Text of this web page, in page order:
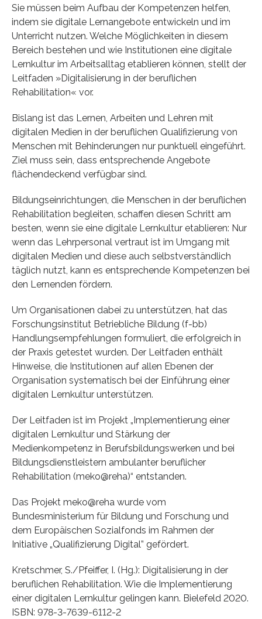
Sie müssen beim Aufbau der Kompetenzen helfen,
indem sie digitale Lernangebote entwickeln und im
Unterricht nutzen. Welche Möglichkeiten in diesem
Bereich bestehen und wie Institutionen eine digitale
Lernkultur im Arbeitsalltag etablieren können, stellt der
Leitfaden »Digitalisierung in der beruflichen
Rehabilitation« vor.
Bislang ist das Lernen, Arbeiten und Lehren mit
digitalen Medien in der beruflichen Qualifizierung von
Menschen mit Behinderungen nur punktuell eingeführt.
Ziel muss sein, dass entsprechende Angebote
flächendeckend verfügbar sind.
Bildungseinrichtungen, die Menschen in der beruflichen
Rehabilitation begleiten, schaffen diesen Schritt am
besten, wenn sie eine digitale Lernkultur etablieren: Nur
wenn das Lehrpersonal vertraut ist im Umgang mit
digitalen Medien und diese auch selbstverständlich
täglich nutzt, kann es entsprechende Kompetenzen bei
den Lernenden fördern.
Um Organisationen dabei zu unterstützen, hat das
Forschungsinstitut Betriebliche Bildung (f-bb)
Handlungsempfehlungen formuliert, die erfolgreich in
der Praxis getestet wurden. Der Leitfaden enthält
Hinweise, die Institutionen auf allen Ebenen der
Organisation systematisch bei der Einführung einer
digitalen Lernkultur unterstützen.
Der Leitfaden ist im Projekt „Implementierung einer
digitalen Lernkultur und Stärkung der
Medienkompetenz in Berufsbildungswerken und bei
Bildungsdienstleistern ambulanter beruflicher
Rehabilitation (meko@reha)“ entstanden.
Das Projekt meko@reha wurde vom
Bundesministerium für Bildung und Forschung und
dem Europäischen Sozialfonds im Rahmen der
Initiative „Qualifizierung Digital” gefördert.
Kretschmer, S./Pfeiffer, I. (Hg.): Digitalisierung in der
beruflichen Rehabilitation. Wie die Implementierung
einer digitalen Lernkultur gelingen kann. Bielefeld 2020.
ISBN: 978-3-7639-6112-2